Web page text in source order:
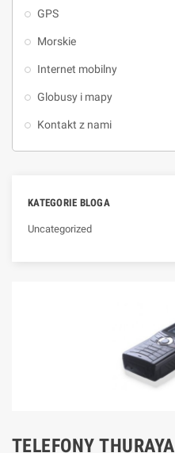
GPS
Morskie
Internet mobilny
Globusy i mapy
Kontakt z nami
KATEGORIE BLOGA
Uncategorized
TELEFONY THURAYA